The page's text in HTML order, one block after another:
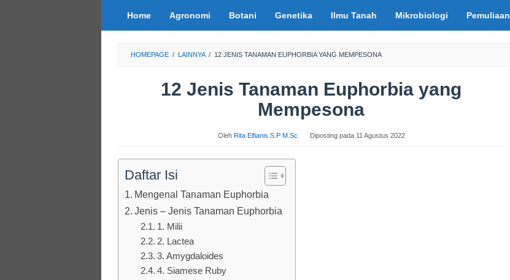
Home Agronomi Botani Genetika Ilmu Tanah Mikrobiologi Pemuliaan
HOMEPAGE / LAINNYA / 12 JENIS TANAMAN EUPHORBIA YANG MEMPESONA
12 Jenis Tanaman Euphorbia yang
Mempesona
Oleh Rita Elfianis S.P M.Sc Diposting pada 11 Agustus 2022
Daftar Isi
Mengenal Tanaman Euphorbia
Jenis – Jenis Tanaman Euphorbia
1. Milii
2. Lactea
3. Amygdaloides
4. Siamese Ruby